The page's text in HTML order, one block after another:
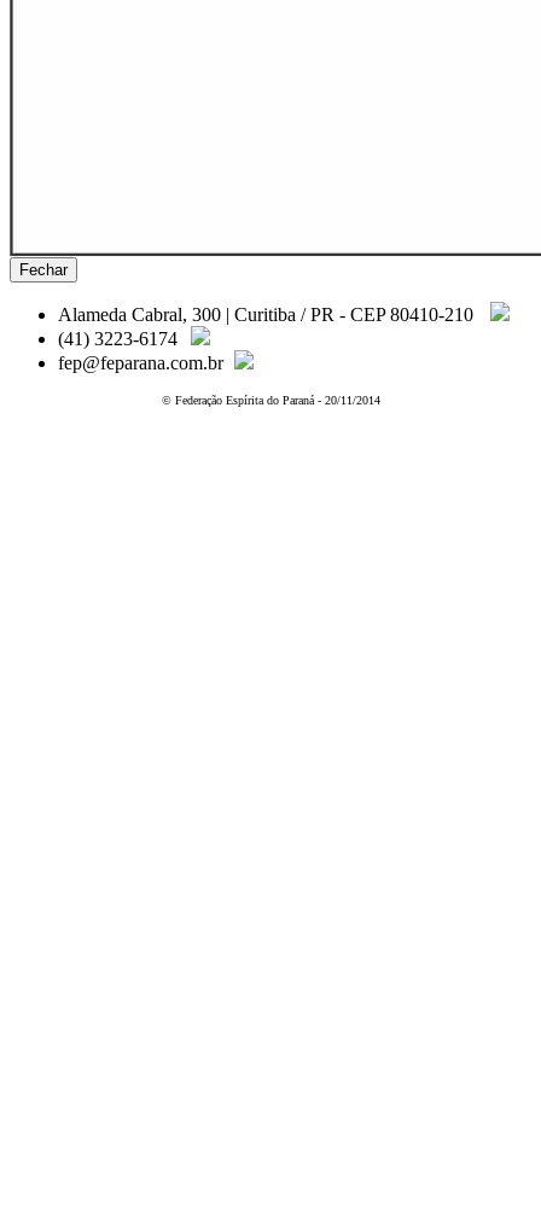
Fechar
Alameda Cabral, 300 | Curitiba / PR - CEP 80410-210
(41) 3223-6174
fep@feparana.com.br
© Federação Espírita do Paraná - 20/11/2014